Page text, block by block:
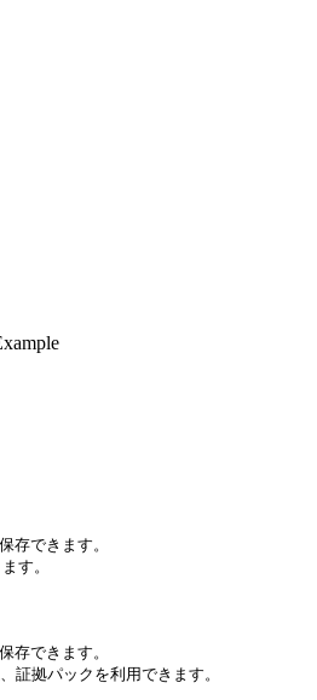
存できます。
す。
存できます。
証拠パックを利用できます。